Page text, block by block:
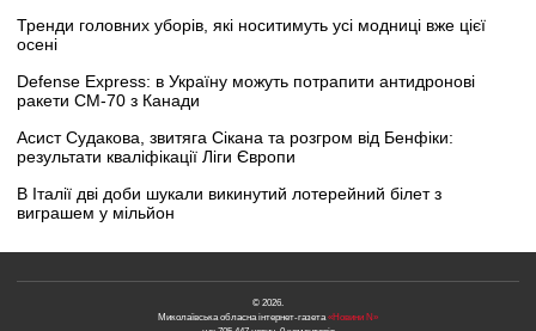
Тренди головних уборів, які носитимуть усі модниці вже цієї
осені
Defense Express: в Україну можуть потрапити антидронові
ракети CM-70 з Канади
Асист Судакова, звитяга Сікана та розгром від Бенфіки:
результати кваліфікації Ліги Європи
В Італії дві доби шукали викинутий лотерейний білет з
виграшем у мільйон
© 2026.
Миколаївська обласна інтернет-газета«Новини N»